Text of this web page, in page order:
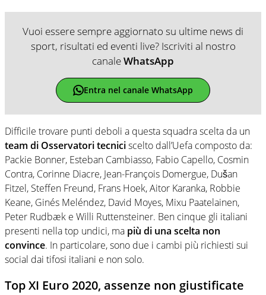
Vuoi essere sempre aggiornato su ultime news di
sport, risultati ed eventi live? Iscriviti al nostro
canaleWhatsApp
Entra nel canale WhatsApp
Difficile trovare punti deboli a questa squadra scelta da un
team di Osservatori tecniciscelto dall’Uefa composto da:
Packie Bonner, Esteban Cambiasso, Fabio Capello, Cosmin
Contra, Corinne Diacre, Jean-François Domergue, Dušan
Fitzel, Steffen Freund, Frans Hoek, Aitor Karanka, Robbie
Keane, Ginés Meléndez, David Moyes, Mixu Paatelainen,
Peter Rudbæk e Willi Ruttensteiner. Ben cinque gli italiani
presenti nella top undici, ma più di una scelta non
convince. In particolare, sono due i cambi più richiesti sui
social dai tifosi italiani e non solo.
Top XI Euro 2020, assenze non giustificate